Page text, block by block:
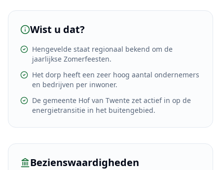
Wist u dat?
Hengevelde staat regionaal bekend om de
jaarlijkse Zomerfeesten.
Het dorp heeft een zeer hoog aantal ondernemers
en bedrijven per inwoner.
De gemeente Hof van Twente zet actief in op de
energietransitie in het buitengebied.
Bezienswaardigheden